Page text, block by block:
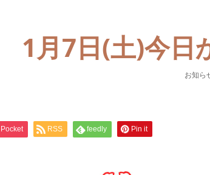
1月7日(土)今日
お知ら
Pocket RSS feedly Pin it